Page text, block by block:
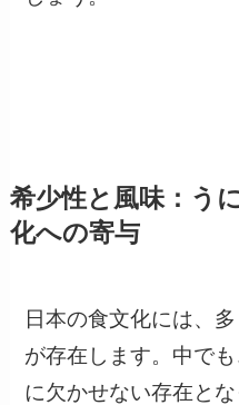
希少性と風味：う
化への寄与
日本の食文化には、
が存在します。中で
に欠かせない存在と